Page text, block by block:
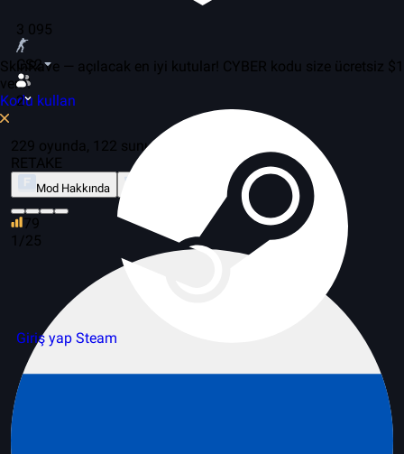
3 095
CS2
2
Giriş yap Steam
SkinRave — açılacak en iyi kutular! CYBER kodu size ücretsiz $1
verir!
Kodu kullan
229 oyunda, 122 sunucular
RETAKE
Mod Hakkında
79
1/25